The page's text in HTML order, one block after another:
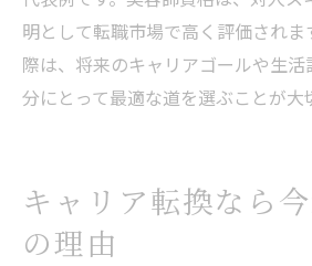
明として転職市場で高く評価されま
際は、将来のキャリアゴールや生
分にとって最適な道を選ぶことが大
キャリア転換なら
の理由